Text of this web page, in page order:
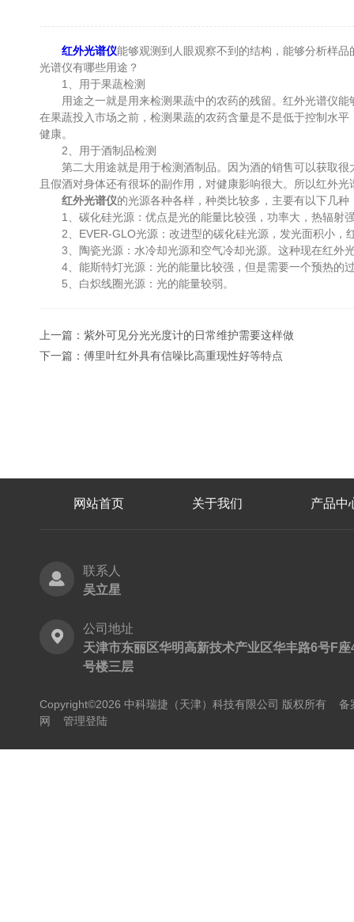
红外光谱仪能够观测到人眼观察不到的结构，能够分析样
光谱仪有哪些用途？
1、用于果蔬检测
用途之一就是用来检测果蔬中的农药的残留。红外光谱仪能
在果蔬投入市场之前，检测果蔬的农药含量是不是低于控制水
健康。
2、用于酒制品检测
第二大用途就是用于检测酒制品。因为酒的销售可以获取很
且假酒对身体还有很坏的副作用，对健康影响很大。所以红外
红外光谱仪的光源各种各样，种类比较多，主要有以下几种
1、碳化硅光源：优点是光的能量比较强，功率大，热辐射
2、EVER-GLO光源：改进型的碳化硅光源，发光面积小，
3、陶瓷光源：水冷却光源和空气冷却光源。这种现在红外
4、能斯特灯光源：光的能量比较强，但是需要一个预热的
5、白炽线圈光源：光的能量较弱。
上一篇： 紫外可见分光光度计的日常维护需要这样做
下一篇： 傅里叶红外具有信噪比高重现性好等特点
网站首页 关于我们 产品中
联系人
吴立星
公司地址
天津市东丽区华明高新技术产业区华丰路6号F座
号楼三层
Copyright©2026 中科瑞捷（天津）科技有限公司 版权所有 备
网
管理登陆